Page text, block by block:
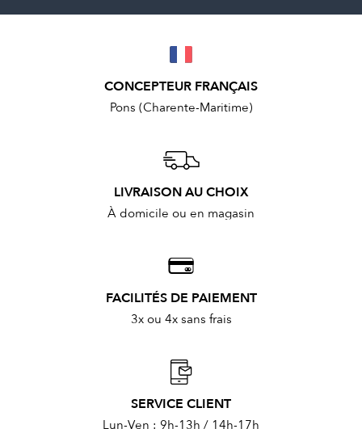
CONCEPTEUR FRANÇAIS
Pons (Charente-Maritime)
LIVRAISON AU CHOIX
À domicile ou en magasin
FACILITÉS DE PAIEMENT
3x ou 4x sans frais
SERVICE CLIENT
Lun-Ven : 9h-13h / 14h-17h